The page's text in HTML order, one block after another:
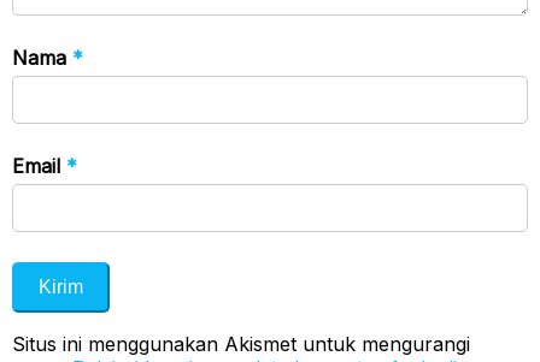
Nama *
Email *
Situs ini menggunakan Akismet untuk mengurangi